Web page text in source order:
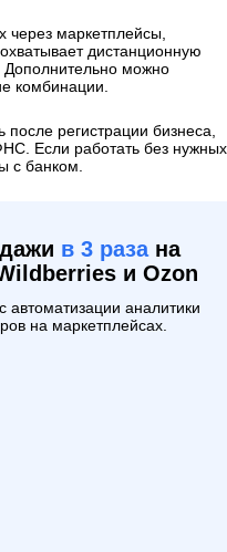
маркетплейсы,
дистанционную
Дополнительно можно
комбинации.
регистрации бизнеса,
Если работать без нужных
с банком.
в 3 разана
и Ozon
аналитики
на маркетплейсах.